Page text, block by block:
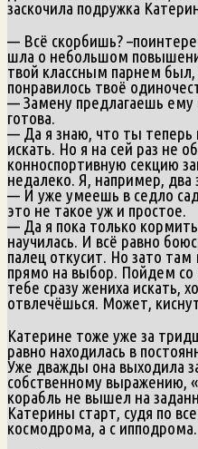
заскочила подружка
— Всё скорбишь?
шла о небольшом
твой классным парнем
понравилось твоё
— Замену предлагаешь ему
готова.
— Да я знаю, что ты теперь
искать. Но я на сей раз не
конноспортивную секцию
недалеко. Я, например, два
— И уже умеешь в седло
это не такое уж и простое.
— Да я пока только
научилась. И всё равно
палец откусит. Но зато
прямо на выбор. Пойдем со
тебе сразу жениха искать,
отвлечёшься. Может,
Катерине тоже уже за
равно находилась в
Уже дважды она выходила
собственному выражению,
корабль не вышел на
Катерины старт, судя по
космодрома, а с ипподрома.